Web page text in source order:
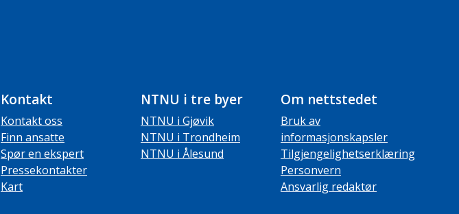
Kontakt
Kontakt oss
Finn ansatte
Spør en ekspert
Pressekontakter
Kart
NTNU i tre byer
NTNU i Gjøvik
NTNU i Trondheim
NTNU i Ålesund
Om nettstedet
Bruk av
informasjonskapsler
Tilgjengelighetserklæring
Personvern
Ansvarlig redaktør